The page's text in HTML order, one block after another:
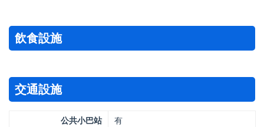
飲食設施
交通設施
公共小巴站 有